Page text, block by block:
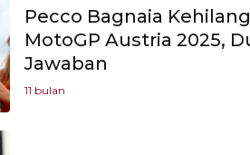
Pecco Bagnaia
MotoGP Austria 2025,
Jawaban
11 bulan